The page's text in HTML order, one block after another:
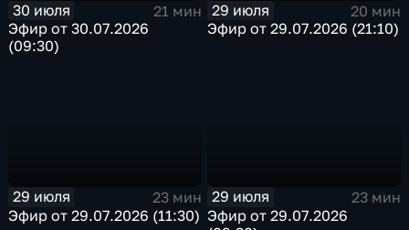
30 июля
21 мин
Эфир от 30.07.2026
(09:30)
29 июля
20 мин
Эфир от 29.07.2026 (21:10)
29 июля
23 мин
Эфир от 29.07.2026 (11:30)
29 июля
23 мин
Эфир от 29.07.2026